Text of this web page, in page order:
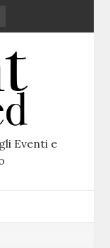
Eventi e